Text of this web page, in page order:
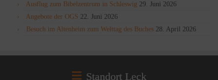
Ausflug zum Bibelzentrum in Schleswig 29. Juni 2026
Angebote der OGS 22. Juni 2026
Besuch im Altenheim zum Welttag des Buches 28. April 2026
Standort Leck